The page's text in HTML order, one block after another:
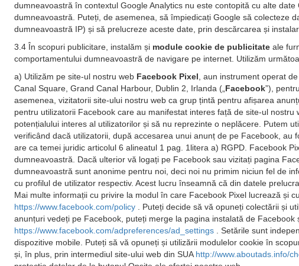
dumneavoastră în contextul Google Analytics nu este contopită cu alte
dumneavoastră. Puteți, de asemenea, să împiedicați Google să colecteze
dumneavoastră IP) și să prelucreze aceste date, prin descărcarea și
3.4 În scopuri publicitare, instalăm și module cookie de publicitate ale
comportamentului dumneavoastră de navigare pe internet. Utilizăm
a) Utilizăm pe site-ul nostru web Facebook Pixel , aun instrument operat
Canal Square, Grand Canal Harbour, Dublin 2, Irlanda („ Facebook”),
asemenea, vizitatorii site-ului nostru web ca grup țintă pentru afișarea
pentru utilizatorii Facebook care au manifestat interes față de site-ul
potențialului interes al utilizatorilor și să nu reprezinte o neplăcere. Putem
verificând dacă utilizatorii, după accesarea unui anunț de pe Facebook, au
are ca temei juridic articolul 6 alineatul 1 pag. 1litera a) RGPD. Facebook
dumneavoastră. Dacă ulterior vă logați pe Facebook sau vizitați pagina
dumneavoastră sunt anonime pentru noi, deci noi nu primim niciun fel de
cu profilul de utilizator respectiv. Acest lucru înseamnă că din datele
Mai multe informații cu privire la modul în care Facebook Pixel lucrează și
https://www.facebook.com/policy
. Puteți decide să vă opuneți colectării și
anunțuri vedeți pe Facebook, puteți merge la pagina instalată de
https://www.facebook.com/adpreferences/ad_settings
. Setările sunt
dispozitive mobile. Puteți să vă opuneți și utilizării modulelor cookie în
și, în plus, prin intermediul site-ului web din SUA http://www.aboutads.info/